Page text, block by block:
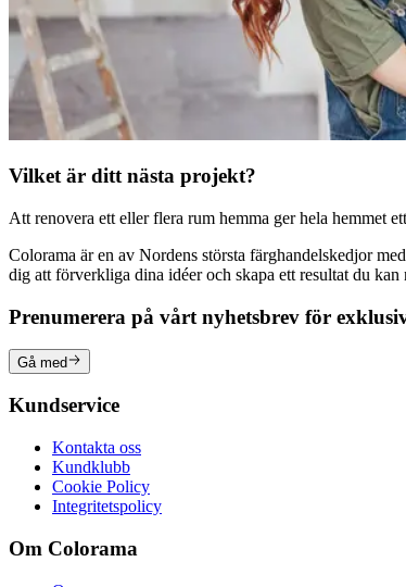
Vilket är ditt nästa projekt?
Att renovera ett eller flera rum hemma ger hela hemmet
Colorama är en av Nordens största färghandelskedjor
dig att förverkliga dina idéer och skapa ett resultat du
Prenumerera på vårt nyhetsbrev för
Gå med
Kundservice
Kontakta oss
Kundklubb
Cookie Policy
Integritetspolicy
Om Colorama